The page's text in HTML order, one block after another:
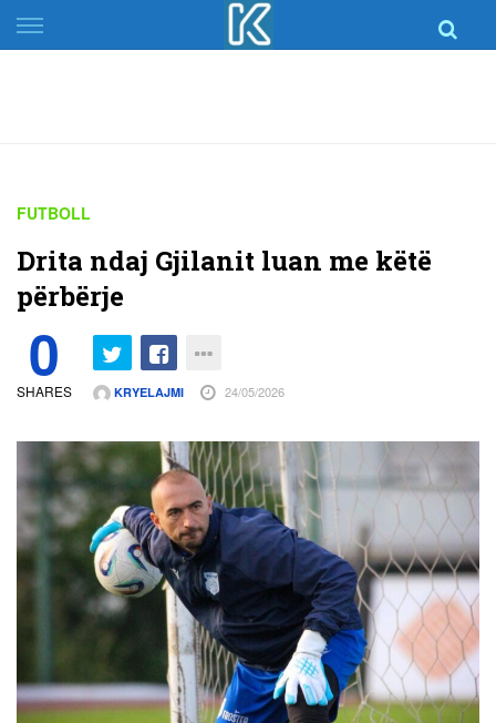
Skip
to
FUTBOLL
Drita ndaj Gjilanit luan me këtë
përbërje
0
SHARES KRYELAJMI 24/05/2026